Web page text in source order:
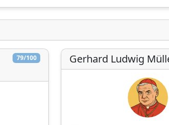
79/100 Gerhard Ludwig